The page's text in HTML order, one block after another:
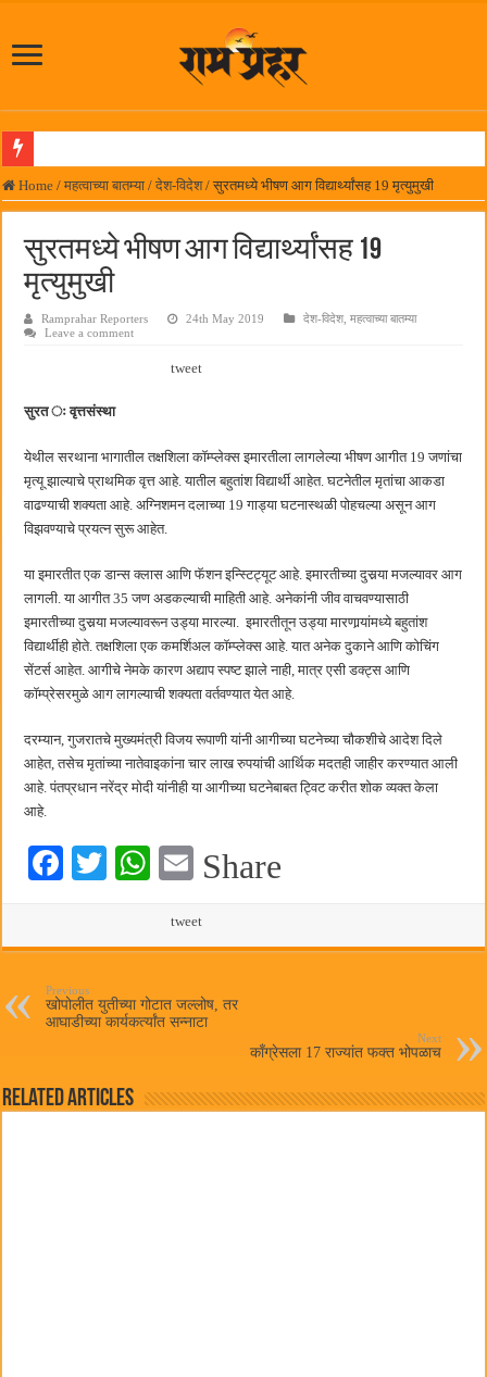
पनवेलमध्ये महारोजगार मेळाव्यास उत्स्फूर्त प्रतिसाद
आमदार प्रशांत ठाकूर यांच्या उपस्थितीत विद्यार्थ्यांना रेनकोट, शिक्षकांना छत्री वाटप
लोकनेते रामशेठ ठाकूर समाजसेवेतील हिरा -आमदार रविशेठ पाटील
समाजप्रिय नेतृत्व आमदार प्रशांत ठाकूर यांच्या वाढदिवसानिमित्त राज्यभरातून शुभेच्छांचा वर्षाव
पालेखुर्द येथील जि.प. शाळेच्या नूतन इमारतीचे लोकनेते रामशेठ ठाकूर यांच्या उद्घाटन
हर घर तिरंगा अभियानासंदर्भात पनवेलमध्ये बैठक
Home / महत्वाच्या बातम्या / देश-विदेश / सुरतमध्ये भीषण आग विद्यार्थ्यांसह 19 मृत्युमुखी
सुरतमध्ये भीषण आग विद्यार्थ्यांसह 19
मृत्युमुखी
Ramprahar Reporters 24th May 2019 देश-विदेश ,महत्वाच्या बातम्या
Leave a comment
tweet
सुरत ः वृत्तसंस्था
येथील सरथाना भागातील तक्षशिला कॉम्प्लेक्स इमारतीला लागलेल्या भीषण आगीत 19 जणांचा
मृत्यू झाल्याचे प्राथमिक वृत्त आहे. यातील बहुतांश विद्यार्थी आहेत. घटनेतील मृतांचा आकडा
वाढण्याची शक्यता आहे. अग्निशमन दलाच्या 19 गाड्या घटनास्थळी पोहचल्या असून आग
विझवण्याचे प्रयत्न सुरू आहेत.
या इमारतीत एक डान्स क्लास आणि फॅशन इन्स्टिट्यूट आहे. इमारतीच्या दुसर्‍या मजल्यावर आग
लागली. या आगीत 35 जण अडकल्याची माहिती आहे. अनेकांनी जीव वाचवण्यासाठी
इमारतीच्या दुसर्‍या मजल्यावरून उड्या मारल्या. इमारतीतून उड्या मारणार्‍यांमध्ये बहुतांश
विद्यार्थीही होते. तक्षशिला एक कमर्शिअल कॉम्प्लेक्स आहे. यात अनेक दुकाने आणि कोचिंग
सेंटर्स आहेत. आगीचे नेमके कारण अद्याप स्पष्ट झाले नाही, मात्र एसी डक्ट्स आणि
कॉम्प्रेसरमुळे आग लागल्याची शक्यता वर्तवण्यात येत आहे.
दरम्यान, गुजरातचे मुख्यमंत्री विजय रूपाणी यांनी आगीच्या घटनेच्या चौकशीचे आदेश दिले
आहेत, तसेच मृतांच्या नातेवाइकांना चार लाख रुपयांची आर्थिक मदतही जाहीर करण्यात आली
आहे. पंतप्रधान नरेंद्र मोदी यांनीही या आगीच्या घटनेबाबत ट्विट करीत शोक व्यक्त केला
आहे.
Fa T
W
ts
pp
E
ail
Share
tweet
Previous
खोपोलीत युतीच्या गोटात जल्लोष, तर
आघाडीच्या कार्यकर्त्यांत सन्नाटा
Next
काँग्रेसला 17 राज्यांत फक्त भोपळाच
Related Articles